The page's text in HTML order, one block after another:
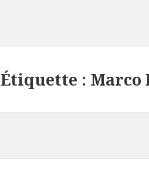
Étiquette : Marco